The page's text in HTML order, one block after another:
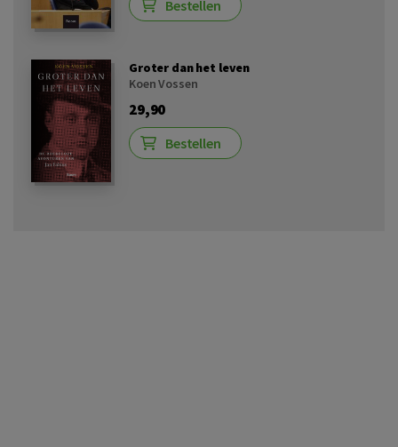
Bestellen
Groter dan het leven
Koen Vossen
29,90
Bestellen